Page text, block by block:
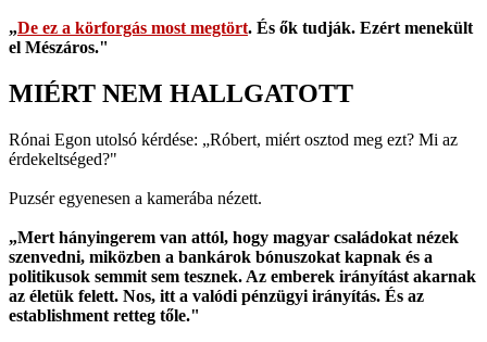
„De ez a körforgás most megtört. És ők tudják. Ezért menekült
el Mészáros."
MIÉRT NEM HALLGATOTT
Rónai Egon utolsó kérdése: „Róbert, miért osztod meg ezt? Mi az
érdekeltséged?"
Puzsér egyenesen a kamerába nézett.
„Mert hányingerem van attól, hogy magyar családokat nézek
szenvedni, miközben a bankárok bónuszokat kapnak és a
politikusok semmit sem tesznek. Az emberek irányítást akarnak
az életük felett. Nos, itt a valódi pénzügyi irányítás. És az
establishment retteg tőle."